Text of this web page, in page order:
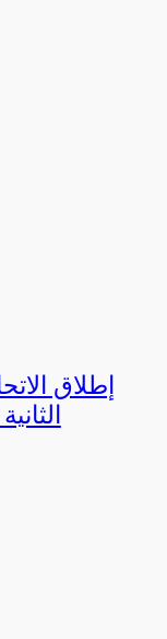
إطلاق